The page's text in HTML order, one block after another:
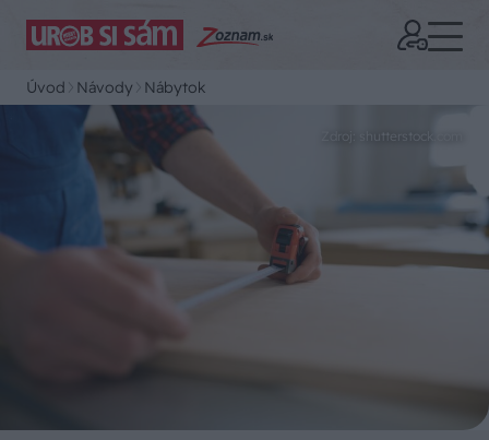
Úvod Návody Nábytok
Zdroj: shutterstock.com